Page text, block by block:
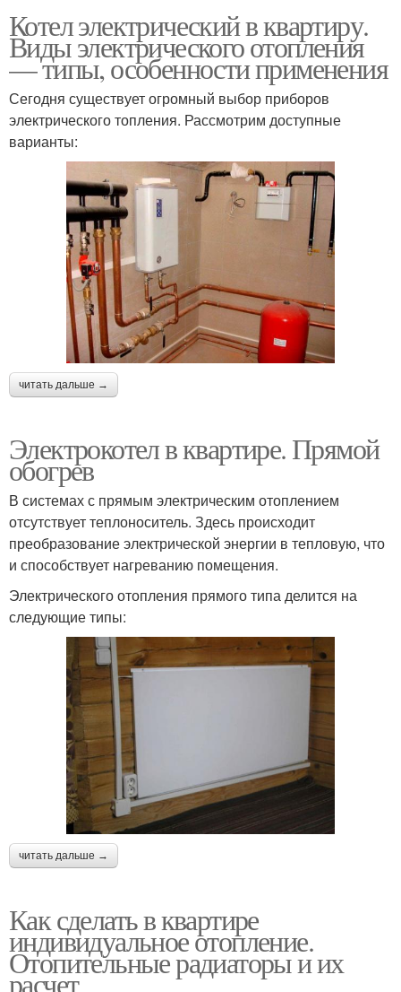
Котел электрический в квартиру.
Виды электрического отопления
— типы, особенности применения
Сегодня существует огромный выбор приборов
электрического топления. Рассмотрим доступные
варианты:
читать дальше →
Электрокотел в квартире. Прямой
обогрев
В системах с прямым электрическим отоплением
отсутствует теплоноситель. Здесь происходит
преобразование электрической энергии в тепловую, что
и способствует нагреванию помещения.
Электрического отопления прямого типа делится на
следующие типы:
читать дальше →
Как сделать в квартире
индивидуальное отопление.
Отопительные радиаторы и их
расчет